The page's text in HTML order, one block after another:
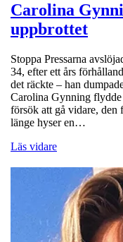
Carolina
uppbrottet
Stoppa Pressarna
34, efter ett års
det räckte – han
Carolina Gynning
försök att gå vidare, den
länge hyser en…
Läs vidare